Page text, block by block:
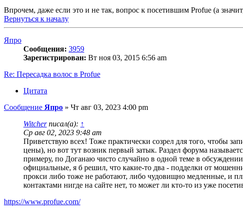
Впрочем, даже если это и не так, вопрос к посетившим Profue (а
Вернуться к началу
Япро
Сообщения: 3959
Зарегистрирован: Вт ноя 03, 2015 6:56 am
Re: Пересадка волос в Profue
Цитата
Сообщение Япро » Чт авг 03, 2023 4:00 pm
Witcherписал(а): ↑
Ср авг 02, 2023 9:48 am
Приветствую всех! Тоже практически созрел для того, чтобы
цены), но вот тут возник первый затык. Раздел форума
примеру, по Доганаю чисто случайно в одной теме в
официальные, я б решил, что какие-то два - подделки от
прокси либо тоже не работают, либо чудовищно медленные, и
контактами нигде на сайте нет, то может ли кто-то из уже
https://www.profue.com/